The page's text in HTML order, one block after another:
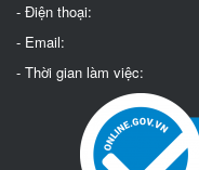
- Điện thoại:
- Email:
- Thời gian làm việc: